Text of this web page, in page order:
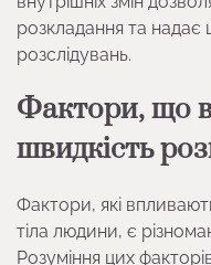
розкладання та надає
розслідувань.
Фактори, що
швидкість
Фактори, які
тіла людини, є
Розуміння цих